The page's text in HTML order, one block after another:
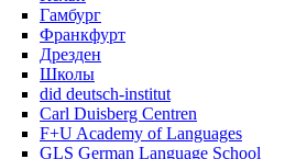
Гамбург
Франкфурт
Дрезден
Школы
did deutsch-institut
Carl Duisberg Centren
F+U Academy of Languages
GLS German Language School